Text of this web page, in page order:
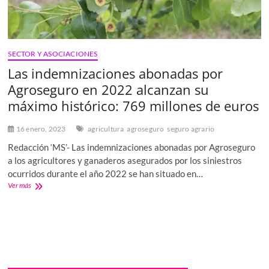
SECTOR Y ASOCIACIONES
Las indemnizaciones abonadas por
Agroseguro en 2022 alcanzan su
máximo histórico: 769 millones de euros
16 enero, 2023 agricultura agroseguro seguro agrario
Redacción ‘MS’- Las indemnizaciones abonadas por Agroseguro
a los agricultores y ganaderos asegurados por los siniestros
ocurridos durante el año 2022 se han situado en…
Ver másLas